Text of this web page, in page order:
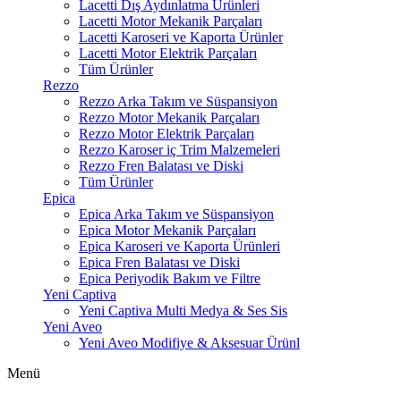
Lacetti Dış Aydınlatma Ürünleri
Lacetti Motor Mekanik Parçaları
Lacetti Karoseri ve Kaporta Ürünler
Lacetti Motor Elektrik Parçaları
Tüm Ürünler
Rezzo
Rezzo Arka Takım ve Süspansiyon
Rezzo Motor Mekanik Parçaları
Rezzo Motor Elektrik Parçaları
Rezzo Karoser iç Trim Malzemeleri
Rezzo Fren Balatası ve Diski
Tüm Ürünler
Epica
Epica Arka Takım ve Süspansiyon
Epica Motor Mekanik Parçaları
Epica Karoseri ve Kaporta Ürünleri
Epica Fren Balatası ve Diski
Epica Periyodik Bakım ve Filtre
Yeni Captiva
Yeni Captiva Multi Medya & Ses Sis
Yeni Aveo
Yeni Aveo Modifiye & Aksesuar Ürünl
Menü